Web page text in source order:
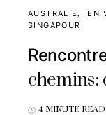
AUSTRALIE EN
SINGAPOUR
chemins:
4 MINUTE READ